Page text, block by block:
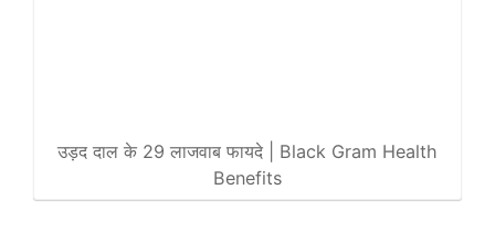
उड़द दाल के 29 लाजवाब फायदे | Black Gram Health
Benefits